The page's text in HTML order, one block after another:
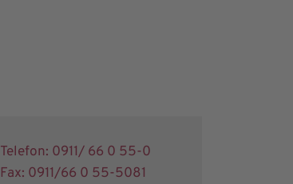
Telefon: 0911/ 66 0 55-0
Fax: 0911/66 0 55-5081